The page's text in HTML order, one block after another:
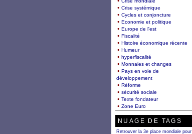
Crise systémique
Cycles et conjoncture
Economie et politique
Europe de l'est
Fiscalité
Histoire économique récente
Humeur
hyperfiscalité
Monnaies et changes
Pays en voie de
développement
Réforme
sécurité sociale
Texte fondateur
Zone Euro
NUAGE DE TAGS
Retrouver la 3e place mondiale pour